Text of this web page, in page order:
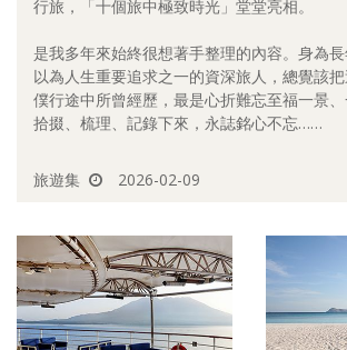
創意出版服務
歷史區
關於Yilan
媒體報導一覽
合作與代言
訂閱電子報
行旅，「十個旅中極致時光」堂堂亮相。
是我多年來始終很想著手整理的內容。身為
以為人生重要追求之一的資深旅人，總覺該
僕行途中所曾經歷，最是心折難忘至福一景
拾掇、梳理、記錄下來，永誌銘心不忘……
旅遊集 2026-02-09